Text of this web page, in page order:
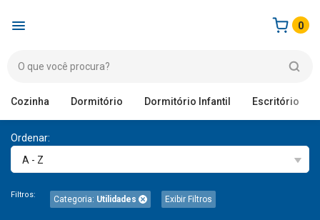
0
Cozinha Dormitório Dormitório Infantil Escritório
Ordenar:
A - Z
Filtros: Categoria: Utilidades Exibir Filtros